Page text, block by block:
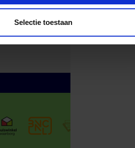
Selectie toestaan